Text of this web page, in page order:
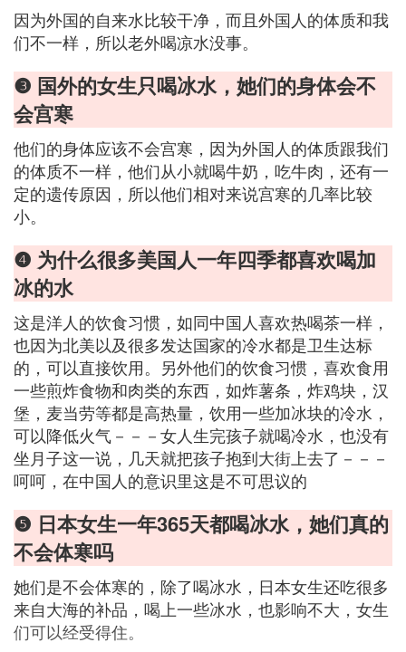
因为外国的自来水比较干净，而且外国人的体质和我
们不一样，所以老外喝凉水没事。
❸ 国外的女生只喝冰水，她们的身体会不
会宫寒
他们的身体应该不会宫寒，因为外国人的体质跟我们
的体质不一样，他们从小就喝牛奶，吃牛肉，还有一
定的遗传原因，所以他们相对来说宫寒的几率比较
小。
❹ 为什么很多美国人一年四季都喜欢喝加
冰的水
这是洋人的饮食习惯，如同中国人喜欢热喝茶一样，
也因为北美以及很多发达国家的冷水都是卫生达标
的，可以直接饮用。另外他们的饮食习惯，喜欢食用
一些煎炸食物和肉类的东西，如炸薯条，炸鸡块，汉
堡，麦当劳等都是高热量，饮用一些加冰块的冷水，
可以降低火气－－－女人生完孩子就喝冷水，也没有
坐月子这一说，几天就把孩子抱到大街上去了－－－
呵呵，在中国人的意识里这是不可思议的
❺ 日本女生一年365天都喝冰水，她们真的
不会体寒吗
她们是不会体寒的，除了喝冰水，日本女生还吃很多
来自大海的补品，喝上一些冰水，也影响不大，女生
们可以经受得住。